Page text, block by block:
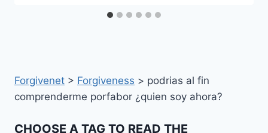
Forgivenet > Forgiveness > podrias al fin
comprenderme porfabor ¿quien soy ahora?
CHOOSE A TAG TO READ THE